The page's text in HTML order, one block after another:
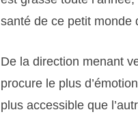
santé de ce petit monde
De la direction menant
procure le plus
plus accessible que